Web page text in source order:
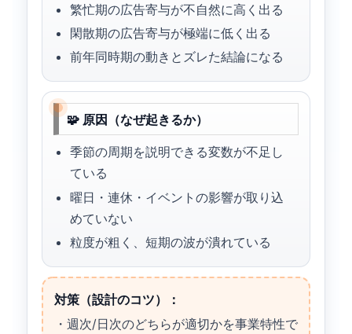
繁忙期の広告寄与が不自然に高く出る
閑散期の広告寄与が極端に低く出る
前年同時期の動きとズレた結論になる
🧩 原因（なぜ起きるか）
季節の周期を説明できる変数が不足し
ている
曜日・連休・イベントの影響が取り込
めていない
粒度が粗く、短期の波が潰れている
対策（設計のコツ）：
・週次/日次のどちらが適切かを事業特性で